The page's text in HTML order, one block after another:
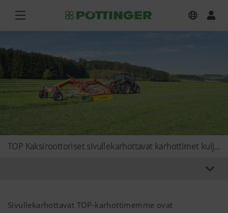
TOP Kaksiroottoriset sivullekarhottavat karhottimet kuljetusalustalla
Sivullekarhottavat TOP-karhottimemme ovat